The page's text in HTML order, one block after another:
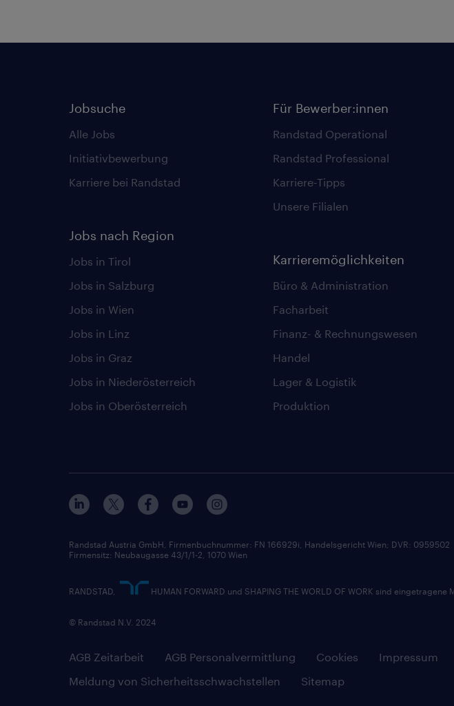
Jobsuche
Alle Jobs
Initiativbewerbung
Karriere bei Randstad
Jobs nach Region
Jobs in Tirol
Jobs in Salzburg
Jobs in Wien
Jobs in Linz
Jobs in Graz
Jobs in Niederösterreich
Jobs in Oberösterreich
Für Bewerber:innen
Randstad Operational
Randstad Professional
Karriere-Tipps
Unsere Filialen
Karrieremöglichkeiten
Büro & Administration
Facharbeit
Finanz- & Rechnungswesen
Handel
Lager & Logistik
Produktion
AGB Zeitarbeit AGB Personalvermittlung Cookies Impressum
Meldung von Sicherheitsschwachstellen
Sitemap
Randstad Austria GmbH, Firmenbuchnummer: FN 166929i, Handelsgericht Wien; DVR: 0959502
Firmensitz: Neubaugasse 43/1/1-2, 1070 Wien
RANDSTAD, HUMAN FORWARD und SHAPING THE WORLD OF WORK sind eingetragene
© Randstad N.V. 2024